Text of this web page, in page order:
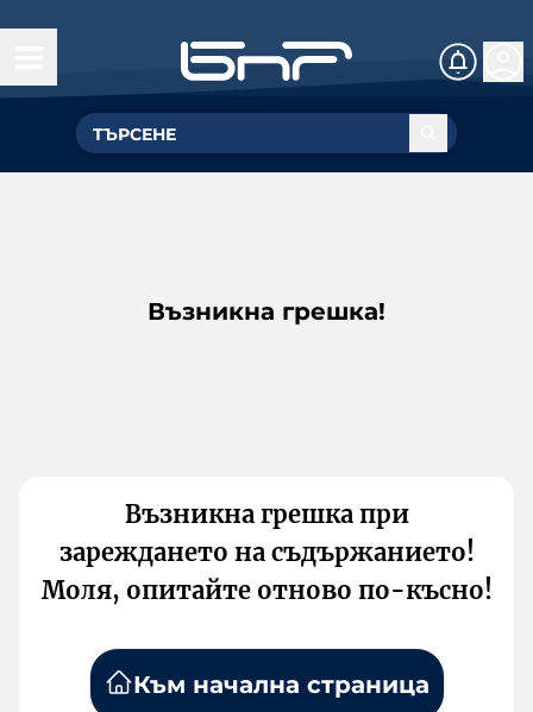
Възникна грешка!
Възникна грешка при
зареждането на съдържанието!
Моля, опитайте отново по-късно!
Към начална страница